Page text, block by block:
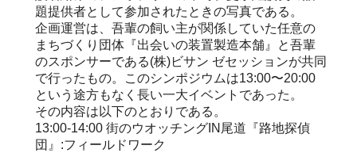
題提供者として参加されたときの写真である。
企画運営は、吾輩の飼い主が関係していた任意の
まちづくり団体『出会いの装置製造本舗』と吾輩
のスポンサーである(株)ビサン ゼセッションが共同
で行ったもの。このシンポジウムは13:00〜20:00
という途方もなく長い一大イベントであった。
その内容は以下のとおりである。
13:00-14:00 街のウオッチングIN尾道『路地探偵
団』:フィールドワーク